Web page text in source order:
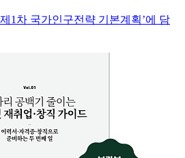
1차 국가인구전략 기본계획’에 담